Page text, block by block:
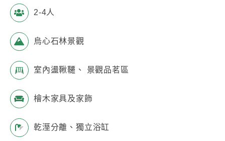
2-4人
烏心石林景觀
室內盪鞦韆、 景觀品茗區
檜木家具及家飾
乾溼分離、獨立浴缸